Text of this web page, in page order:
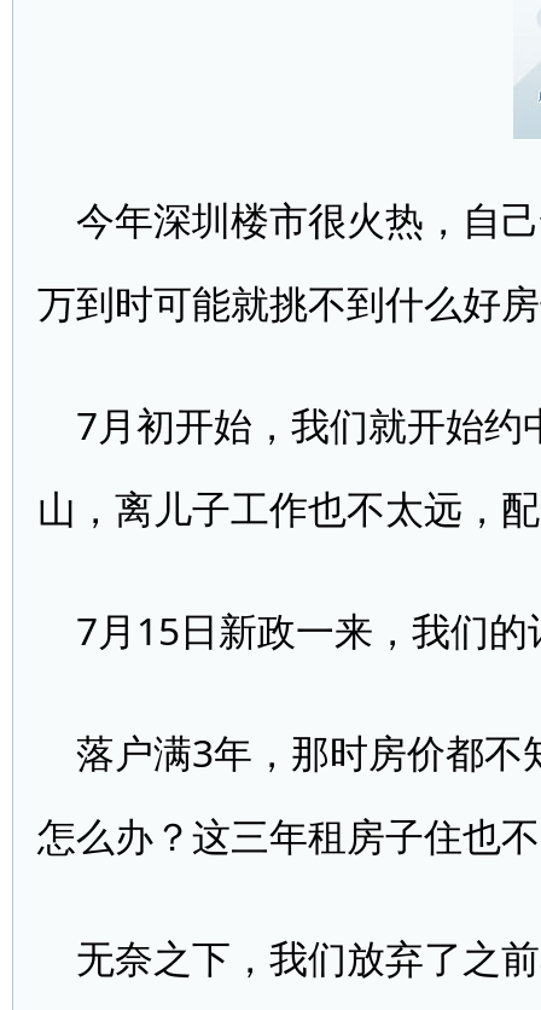
今年深圳楼市很火热，自
万到时可能就挑不到什么好
7月初开始，我们就开始
山，离儿子工作也不太远，
7月15日新政一来，我们
落户满3年，那时房价都
怎么办？这三年租房子住也
无奈之下，我们放弃了之